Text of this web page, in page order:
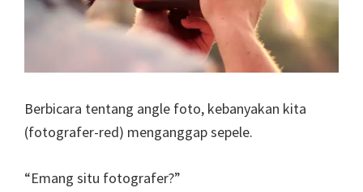
Berbicara tentang angle foto, kebanyakan kita
(fotografer-red) menganggap sepele.
“Emang situ fotografer?”